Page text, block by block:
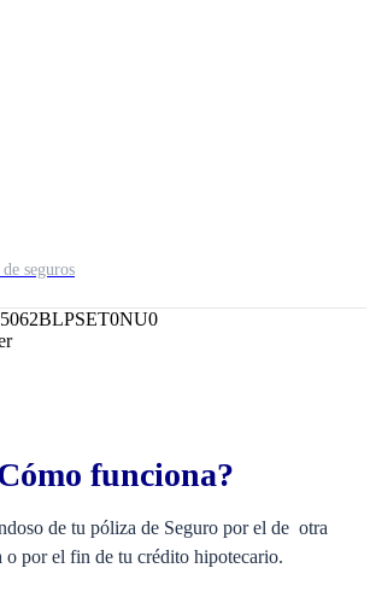
seguros
funciona?
de tu póliza de Seguro por el de otra
o por el fin de tu crédito hipotecario.